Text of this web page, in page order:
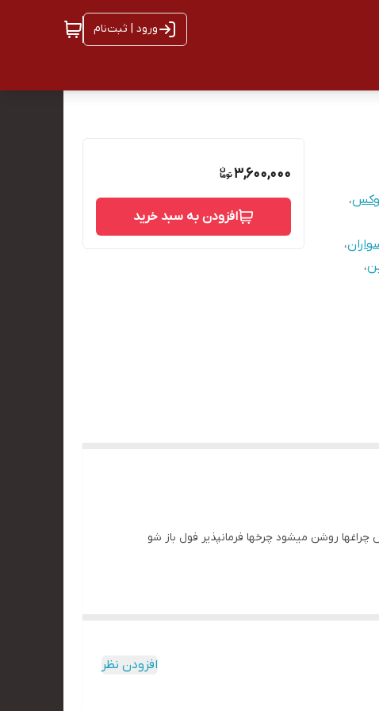
ورود | ثبت‌نام
،
،
،
3,600,000
افزودن به سبد خرید
رسمی مرسدس چراغها روشن میشود چرخها فرمانپذیر فول باز شو
افزودن نظر